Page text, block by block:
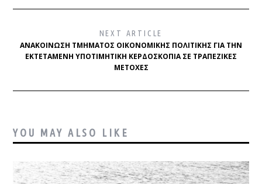
NEXT ARTICLE
ΑΝΑΚΟΊΝΩΣΗ ΤΜΉΜΑΤΟΣ ΟΙΚΟΝΟΜΙΚΉΣ ΠΟΛΙΤΙΚΉΣ ΓΙΑ ΤΗΝ
ΕΚΤΕΤΑΜΈΝΗ ΥΠΟΤΙΜΗΤΙΚΉ ΚΕΡΔΟΣΚΟΠΊΑ ΣΕ ΤΡΑΠΕΖΙΚΈΣ
ΜΕΤΟΧΈΣ
YOU MAY ALSO LIKE